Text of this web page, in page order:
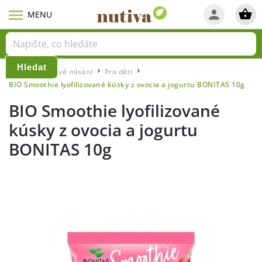
Hledat
Domů / Zdravé mlsání Pro děti
BIO Smoothie lyofilizované kúsky z ovocia a jogurtu BONITAS 10g
BIO Smoothie lyofilizované
kúsky z ovocia a jogurtu
BONITAS 10g